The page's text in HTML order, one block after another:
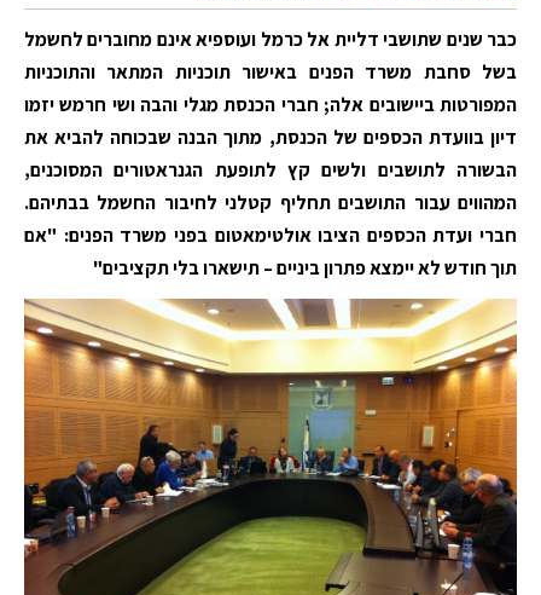
כבר שנים שתושבי דליית אל כרמל ועוספיא אינם מחוברים לחשמל
בשל סחבת משרד הפנים באישור תוכניות המתאר והתוכניות
המפורטות ביישובים אלה; חברי הכנסת מגלי והבה ושי חרמש יזמו
דיון בוועדת הכספים של הכנסת, מתוך הבנה שבכוחה להביא את
הבשורה לתושבים ולשים קץ לתופעת הגנראטורים המסוכנים,
המהווים עבור התושבים תחליף קטלני לחיבור החשמל בבתיהם.
חברי ועדת הכספים הציבו אולטימאטום בפני משרד הפנים: "אם
תוך חודש לא יימצא פתרון ביניים – תישארו בלי תקציבים"